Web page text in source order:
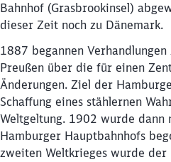
Bahnhof (Grasbrookinsel)
dieser Zeit noch zu Dänemark.
1887 begannen
Preußen über die für einen
Änderungen. Ziel der
Schaffung eines stählernen
Weltgeltung. 1902 wurde dann
Hamburger Hauptbahnhofs
zweiten Weltkrieges wurde